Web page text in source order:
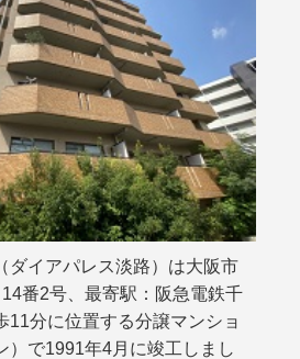
ダイアパレス淡路）は大阪市
番2号、最寄駅：阪急電鉄千
11分に位置する分譲マンショ
）で1991年4月に竣工しまし